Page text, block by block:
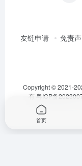
友链申请 免责
Copyright © 2021-
有 粤ICP备
首页